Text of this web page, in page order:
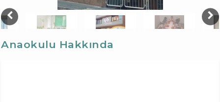
Anaokulu Hakkında